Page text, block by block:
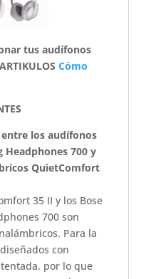
tus audífonos
Cómo
los audífonos
Headphones 700 y
QuietComfort
35 II y los Bose
700 son
Para la
con
por lo que